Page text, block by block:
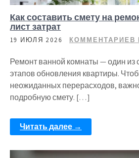
Как составить смету на
лист затрат
19 ИЮЛЯ 2026 КОММЕНТАРИЕВ
Ремонт ванной комнаты — один из
этапов обновления квартиры.
неожиданных перерасходов,
подробную смету. […]
Читать далее →